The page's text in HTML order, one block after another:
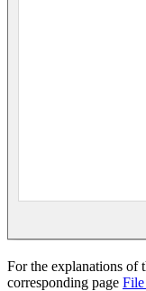
For the explanations of
corresponding page File